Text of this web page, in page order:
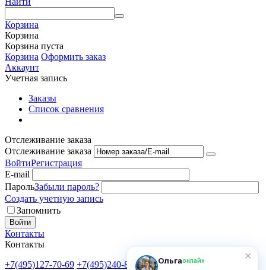
Корзина
Корзина
Корзина пуста
Корзина Оформить заказ
Аккаунт
Учетная запись
Заказы
Список сравнения
Отслеживание заказа
Отслеживание заказа
ВойтиРегистрация
E-mail
ПарольЗабыли пароль?
Создать учетную запись
Запомнить
Войти
Контакты
Контакты
+7(495)127-70-69 +7(495)240-81-82 Пн-Пт: 9:00-18:00
Ольгаонлайн ✕